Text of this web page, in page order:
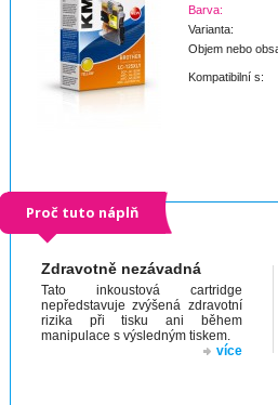
Barva:
Varianta:
Objem nebo
Kompatibilní s:
Proč tuto náplň
Zdravotně nezávadná
Tato inkoustová cartridge
nepředstavuje zvýšená zdravotní
rizika při tisku ani během
manipulace s výsledným tiskem.
více